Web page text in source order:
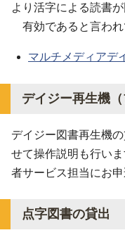
より活字による読書
有効であると言われ
マルチメディアデ
デイジー再生機
デイジー図書再生機
せて操作説明も行い
者サービス担当にお申
点字図書の貸出